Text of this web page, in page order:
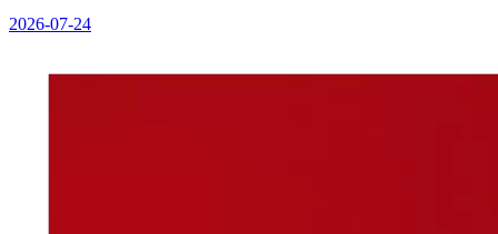
2026-07-24